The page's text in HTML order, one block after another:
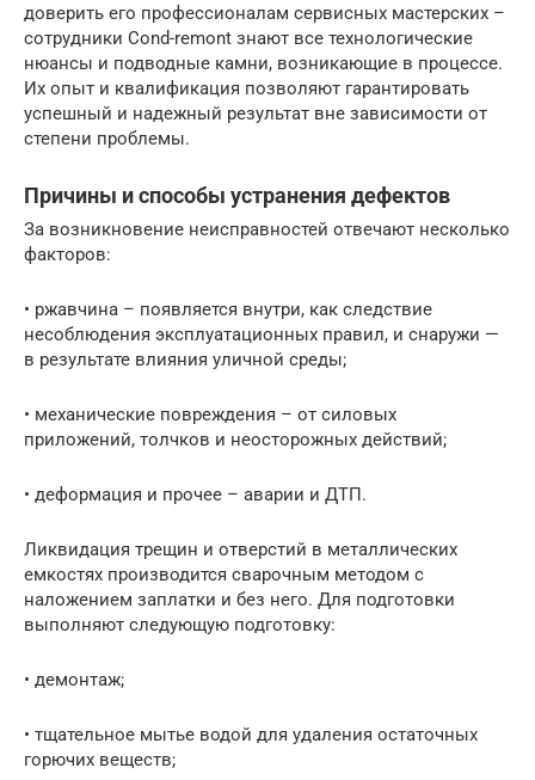
доверить его профессионалам сервисных мастерских –
сотрудники Cond-remont знают все технологические
нюансы и подводные камни, возникающие в процессе.
Их опыт и квалификация позволяют гарантировать
успешный и надежный результат вне зависимости от
степени проблемы.
Причины и способы устранения дефектов
За возникновение неисправностей отвечают несколько
факторов:
• ржавчина – появляется внутри, как следствие
несоблюдения эксплуатационных правил, и снаружи —
в результате влияния уличной среды;
• механические повреждения – от силовых
приложений, толчков и неосторожных действий;
• деформация и прочее – аварии и ДТП.
Ликвидация трещин и отверстий в металлических
емкостях производится сварочным методом с
наложением заплатки и без него. Для подготовки
выполняют следующую подготовку:
• демонтаж;
• тщательное мытье водой для удаления остаточных
горючих веществ;